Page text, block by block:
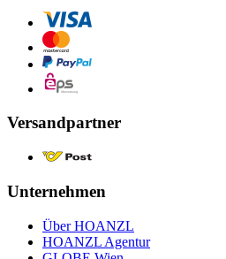
Versandpartner
Unternehmen
Über HOANZL
HOANZL Agentur